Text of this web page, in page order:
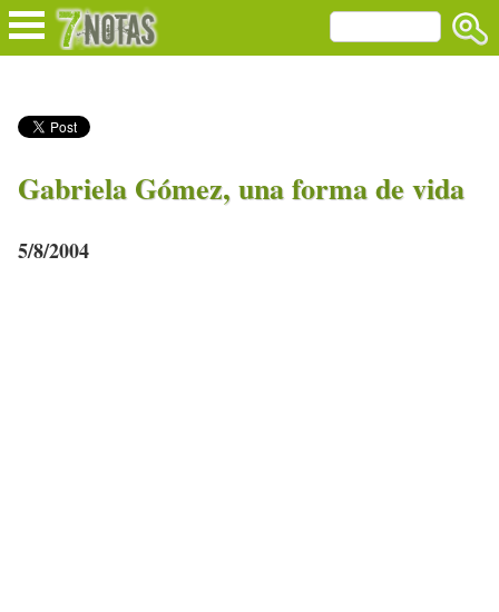
Gabriela Gómez, una forma de vida
5/8/2004